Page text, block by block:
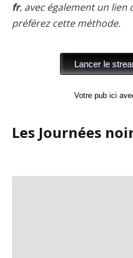
fr, avec également un lien
préférez cette méthode.
Votre pub ici
Les Journées